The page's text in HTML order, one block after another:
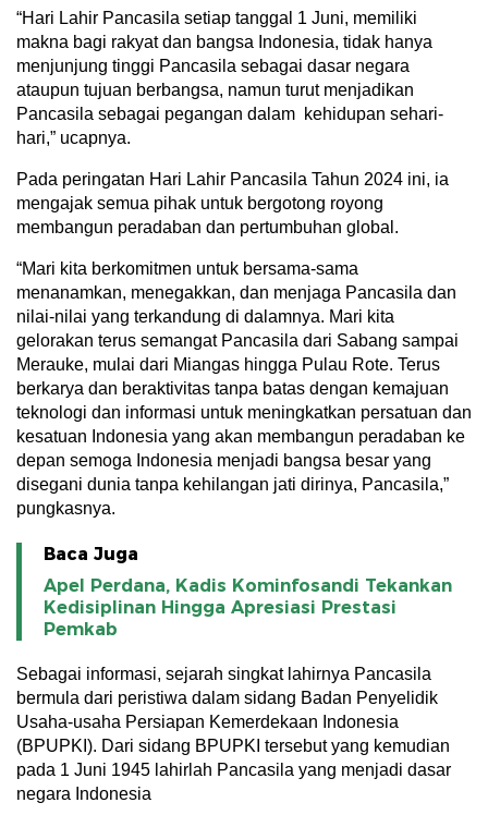
“Hari Lahir Pancasila setiap tanggal 1 Juni, memiliki
makna bagi rakyat dan bangsa Indonesia, tidak hanya
menjunjung tinggi Pancasila sebagai dasar negara
ataupun tujuan berbangsa, namun turut menjadikan
Pancasila sebagai pegangan dalam kehidupan sehari-
hari,” ucapnya.
Pada peringatan Hari Lahir Pancasila Tahun 2024 ini, ia
mengajak semua pihak untuk bergotong royong
membangun peradaban dan pertumbuhan global.
“Mari kita berkomitmen untuk bersama-sama
menanamkan, menegakkan, dan menjaga Pancasila dan
nilai-nilai yang terkandung di dalamnya. Mari kita
gelorakan terus semangat Pancasila dari Sabang sampai
Merauke, mulai dari Miangas hingga Pulau Rote. Terus
berkarya dan beraktivitas tanpa batas dengan kemajuan
teknologi dan informasi untuk meningkatkan persatuan dan
kesatuan Indonesia yang akan membangun peradaban ke
depan semoga Indonesia menjadi bangsa besar yang
disegani dunia tanpa kehilangan jati dirinya, Pancasila,”
pungkasnya.
Baca Juga
Apel Perdana, Kadis Kominfosandi Tekankan
Kedisiplinan Hingga Apresiasi Prestasi
Pemkab
Sebagai informasi, sejarah singkat lahirnya Pancasila
bermula dari peristiwa dalam sidang Badan Penyelidik
Usaha-usaha Persiapan Kemerdekaan Indonesia
(BPUPKI). Dari sidang BPUPKI tersebut yang kemudian
pada 1 Juni 1945 lahirlah Pancasila yang menjadi dasar
negara Indonesia